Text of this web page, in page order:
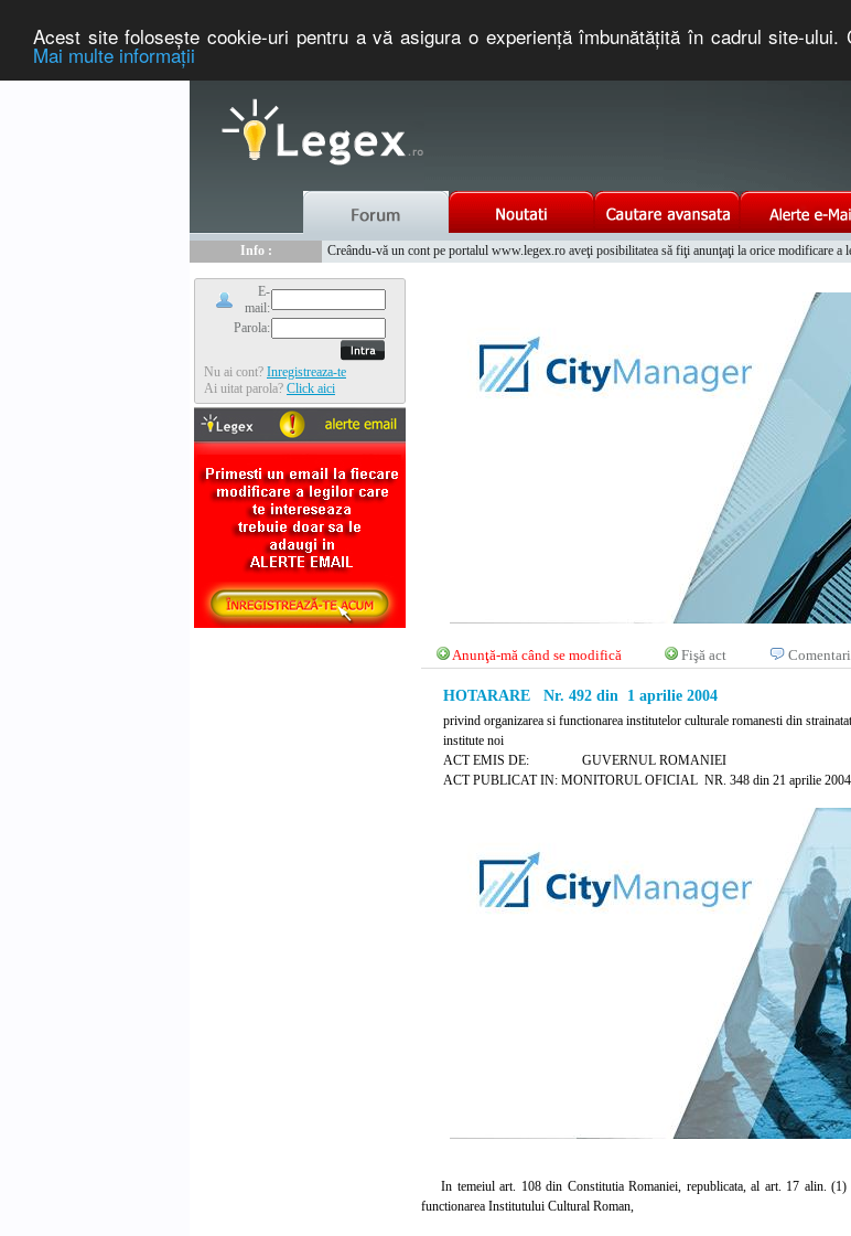
Acest site foloseşte cookie-uri pentru a vă asigura o experienţă îmbunătăţită în cadrul site-ului.
Mai multe informaţii
Info :
Creându-vă un cont pe portalul www.legex.ro aveţi posibilitatea să fiţi anunţaţi la orice modificare a
E-
mail:
Parola:
Nu ai cont? Inregistreaza-te
Ai uitat parola? Click aici
Anunţă-mă când se modifică Fişă act
HOTARARE Nr. 492 din 1 aprilie 2004
privind organizarea si functionarea institutelor culturale romanesti din
institute noi
ACT EMIS DE: GUVERNUL ROMANIEI
ACT PUBLICAT IN: MONITORUL OFICIAL NR. 348 din 21 aprilie 2004
In temeiul art. 108 din Constitutia Romaniei, republicata, al art. 17 alin.
functionarea Institutului Cultural Roman,